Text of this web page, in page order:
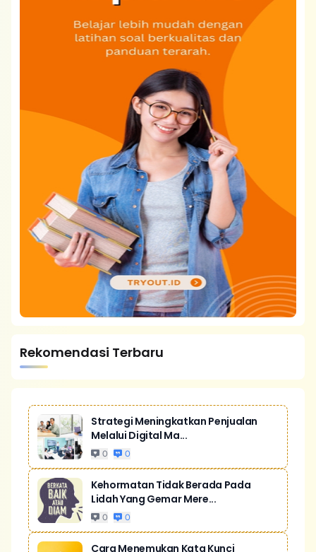
Rekomendasi Terbaru
Strategi Meningkatkan Penjualan
Melalui Digital Ma...
0 0
Kehormatan Tidak Berada Pada
Lidah Yang Gemar Mere...
0 0
Cara Menemukan Kata Kunci